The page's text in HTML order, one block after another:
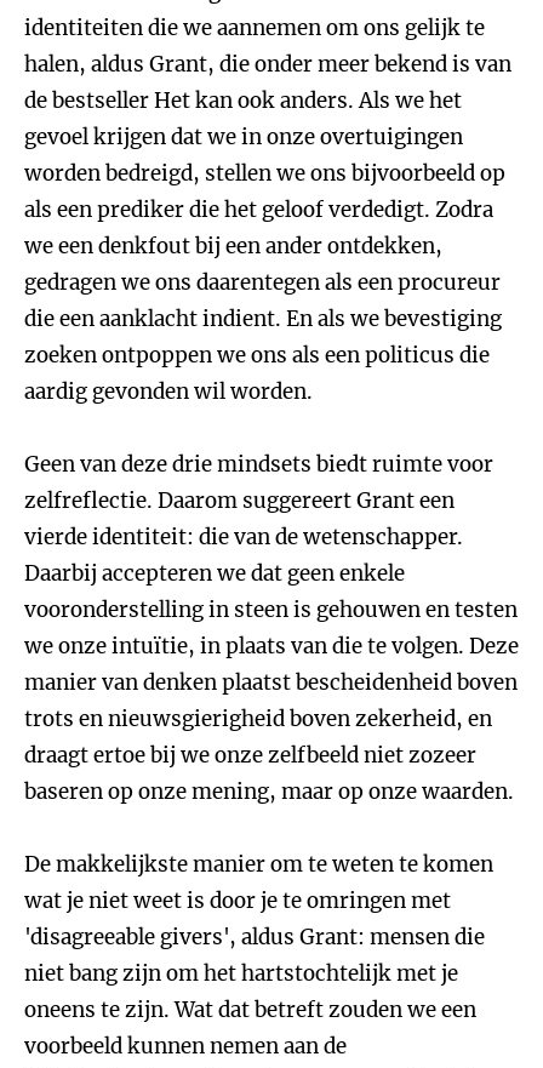
identiteiten die we aannemen om ons gelijk te
halen, aldus Grant, die onder meer bekend is van
de bestseller Het kan ook anders. Als we het
gevoel krijgen dat we in onze overtuigingen
worden bedreigd, stellen we ons bijvoorbeeld op
als een prediker die het geloof verdedigt. Zodra
we een denkfout bij een ander ontdekken,
gedragen we ons daarentegen als een procureur
die een aanklacht indient. En als we bevestiging
zoeken ontpoppen we ons als een politicus die
aardig gevonden wil worden.
Geen van deze drie mindsets biedt ruimte voor
zelfreflectie. Daarom suggereert Grant een
vierde identiteit: die van de wetenschapper.
Daarbij accepteren we dat geen enkele
vooronderstelling in steen is gehouwen en testen
we onze intuïtie, in plaats van die te volgen. Deze
manier van denken plaatst bescheidenheid boven
trots en nieuwsgierigheid boven zekerheid, en
draagt ertoe bij we onze zelfbeeld niet zozeer
baseren op onze mening, maar op onze waarden.
De makkelijkste manier om te weten te komen
wat je niet weet is door je te omringen met
'disagreeable givers', aldus Grant: mensen die
niet bang zijn om het hartstochtelijk met je
oneens te zijn. Wat dat betreft zouden we een
voorbeeld kunnen nemen aan de